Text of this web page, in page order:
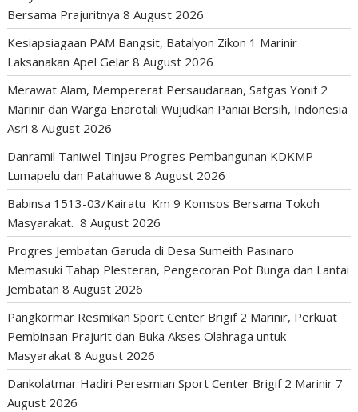
Bersama Prajuritnya 8 August 2026
Kesiapsiagaan PAM Bangsit, Batalyon Zikon 1 Marinir
Laksanakan Apel Gelar 8 August 2026
Merawat Alam, Mempererat Persaudaraan, Satgas Yonif 2
Marinir dan Warga Enarotali Wujudkan Paniai Bersih, Indonesia
Asri 8 August 2026
Danramil Taniwel Tinjau Progres Pembangunan KDKMP
Lumapelu dan Patahuwe 8 August 2026
Babinsa 1513-03/Kairatu Km 9 Komsos Bersama Tokoh
Masyarakat. 8 August 2026
Progres Jembatan Garuda di Desa Sumeith Pasinaro
Memasuki Tahap Plesteran, Pengecoran Pot Bunga dan Lantai
Jembatan 8 August 2026
Pangkormar Resmikan Sport Center Brigif 2 Marinir, Perkuat
Pembinaan Prajurit dan Buka Akses Olahraga untuk
Masyarakat 8 August 2026
Dankolatmar Hadiri Peresmian Sport Center Brigif 2 Marinir 7
August 2026